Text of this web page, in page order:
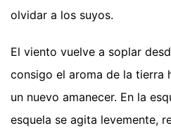
olvidar a los suyos.
El viento vuelve a soplar
consigo el aroma de la tierra
un nuevo amanecer. En la
esquela se agita levemente,